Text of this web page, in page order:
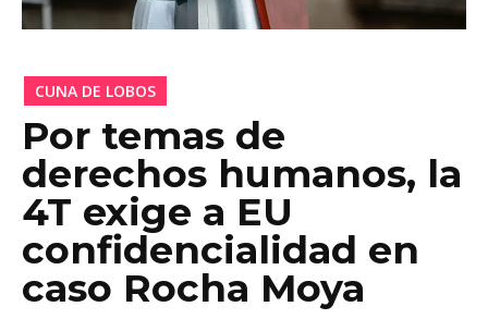
CUNA DE LOBOS
Por temas de
derechos humanos, la
4T exige a EU
confidencialidad en
caso Rocha Moya